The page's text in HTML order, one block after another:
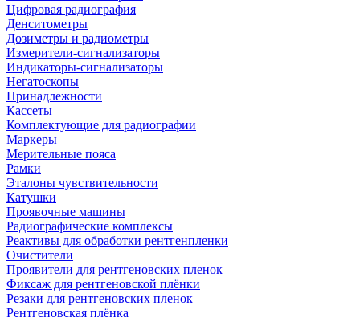
Цифровая радиография
Денситометры
Дозиметры и радиометры
Измерители-сигнализаторы
Индикаторы-сигнализаторы
Негатоскопы
Принадлежности
Кассеты
Комплектующие для радиографии
Маркеры
Мерительные пояса
Рамки
Эталоны чувствительности
Катушки
Проявочные машины
Радиографические комплексы
Реактивы для обработки рентгенпленки
Очистители
Проявители для рентгеновских пленок
Фиксаж для рентгеновской плёнки
Резаки для рентгеновских пленок
Рентгеновская плёнка